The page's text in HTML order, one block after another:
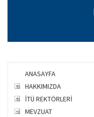
ANASAYFA
HAKKIMIZDA
İTÜ REKTÖRLERİ
MEVZUAT